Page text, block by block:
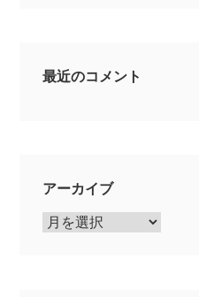
最近のコメント
アーカイブ
ア